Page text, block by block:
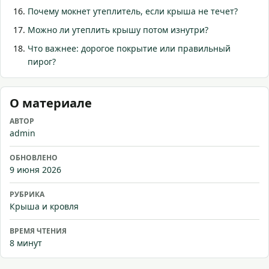
Почему мокнет утеплитель, если крыша не течет?
Можно ли утеплить крышу потом изнутри?
Что важнее: дорогое покрытие или правильный
пирог?
О материале
АВТОР
admin
ОБНОВЛЕНО
9 июня 2026
РУБРИКА
Крыша и кровля
ВРЕМЯ ЧТЕНИЯ
8 минут